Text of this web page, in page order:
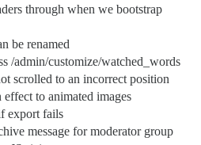
through when we bootstrap
be renamed
/admin/customize/watched_words
scrolled to an incorrect position
to animated images
export fails
message for moderator group